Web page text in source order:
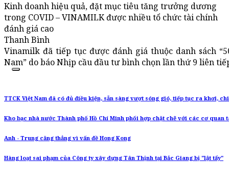
Kinh doanh hiệu quả, đặt mục tiêu tăng trưởng dương
trong COVID – VINAMILK được nhiều tổ chức tài chính
đánh giá cao
Thanh Bình
Vinamilk đã tiếp tục được đánh giá thuộc danh sách
Nam” do báo Nhịp cầu đầu tư bình chọn lần thứ 9 liên
TTCK Việt Nam đã có đủ điều kiện, sẵn sàng vượt sóng gió, tiếp tục ra khơi,
Kho bạc nhà nước Thành phố Hồ Chí Minh phối hợp chặt chẽ với các cơ quan
Anh - Trung căng thẳng vì vấn đề Hong Kong
Hàng loạt sai phạm của Công ty xây dựng Tân Thịnh tại Bắc Giang bị "lật tẩy"